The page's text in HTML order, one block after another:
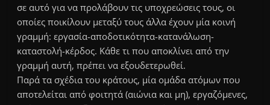
σε αυτό για να προλάβουν τις υποχρεώσεις τους, οι
οποίες ποικίλουν μεταξύ τους άλλα έχουν μία κοινή
γραμμή: εργασία-αποδοτικότητα-κατανάλωση-
καταστολή-κέρδος. Κάθε τι που αποκλίνει από την
γραμμή αυτή, πρέπει να εξουδετερωθεί.
Παρά τα σχέδια του κράτους, μία ομάδα ατόμων που
αποτελείται από φοιτητά (αιώνια και μη), εργαζόμενες,